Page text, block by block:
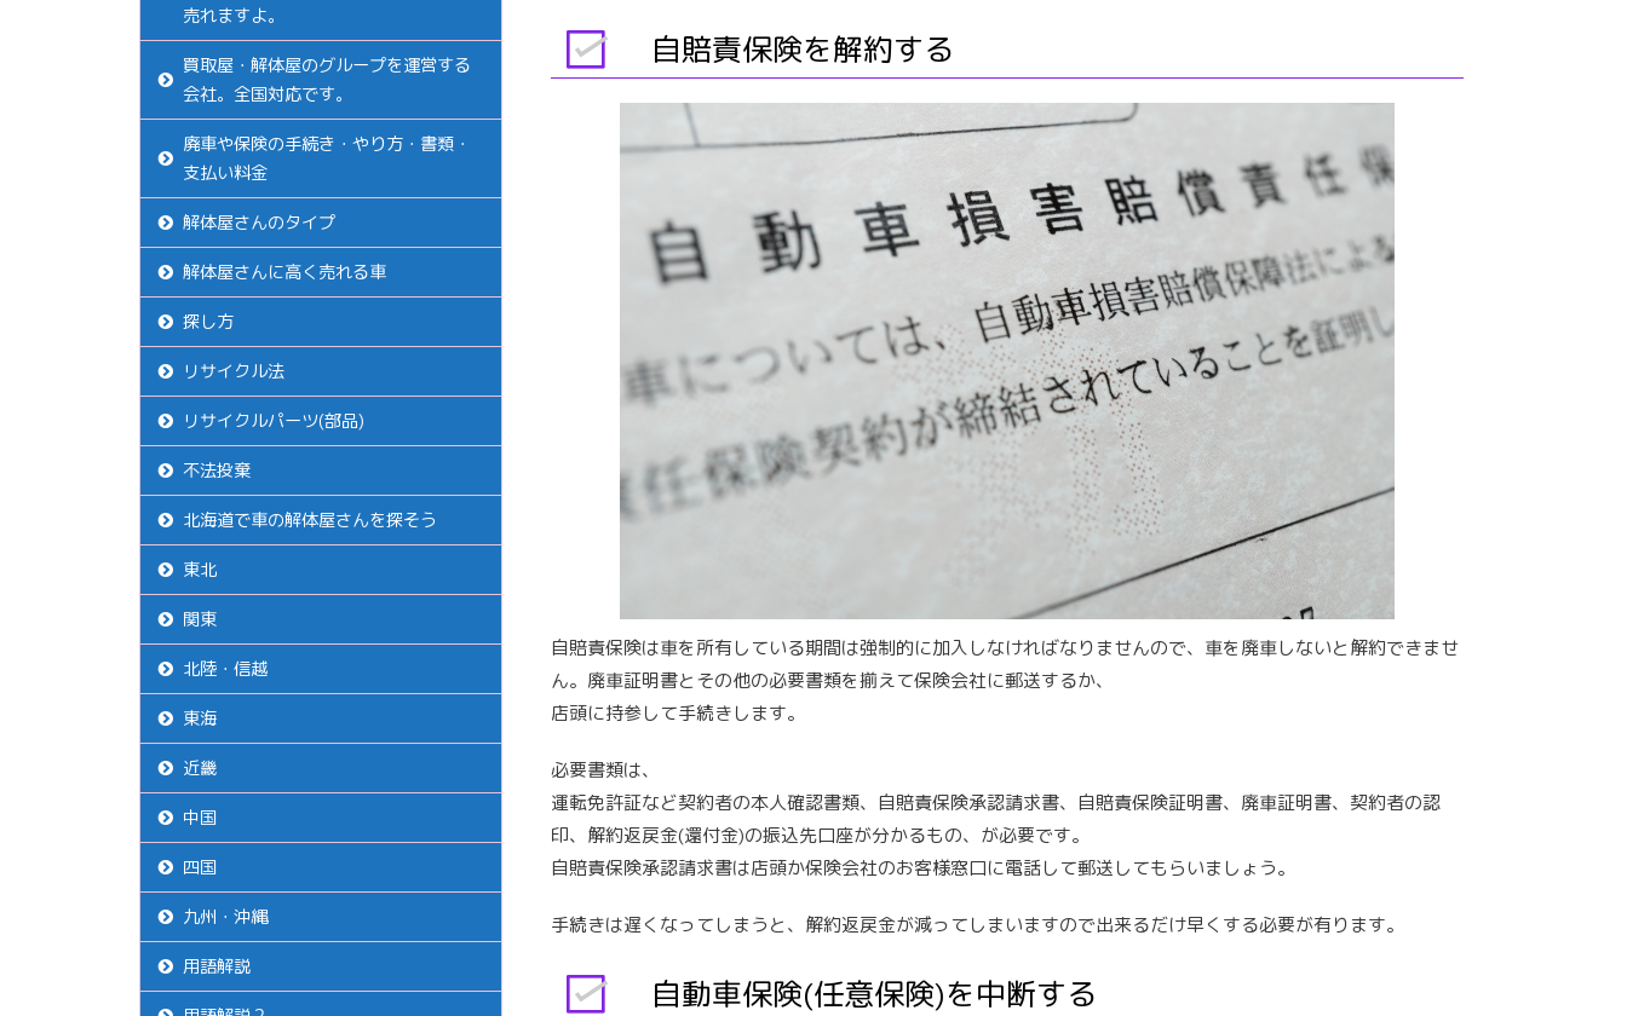
自賠責保険を解約する
自賠責保険は車を所有している期間は強制的に加入しなければなりませんので、車を廃車しないと解約できませ
ん。廃車証明書とその他の必要書類を揃えて保険会社に郵送するか、
店頭に持参して手続きします。
必要書類は、
運転免許証など契約者の本人確認書類、自賠責保険承認請求書、自賠責保険証明書、廃車証明書、契約者の認
印、解約返戻金(還付金)の振込先口座が分かるもの、が必要です。
自賠責保険承認請求書は店頭か保険会社のお客様窓口に電話して郵送してもらいましょう。
手続きは遅くなってしまうと、解約返戻金が減ってしまいますので出来るだけ早くする必要が有ります。
自動車保険(任意保険)を中断する
売れますよ。
買取屋・解体屋のグループを運営する
会社。全国対応です。
廃車や保険の手続き・やり方・書類・
支払い料金
解体屋さんのタイプ
解体屋さんに高く売れる車
探し方
リサイクル法
リサイクルパーツ(部品)
不法投棄
北海道で車の解体屋さんを探そう
東北
関東
北陸・信越
東海
近畿
中国
四国
九州・沖縄
用語解説